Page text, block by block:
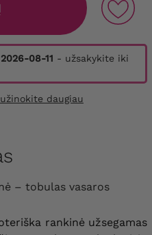
2026-08-11 - užsakykite iki
daugiau
rankinė užsegamas